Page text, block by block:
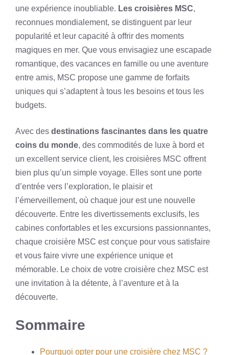
une expérience inoubliable. Les croisières MSC,
reconnues mondialement, se distinguent par leur
popularité et leur capacité à offrir des moments
magiques en mer. Que vous envisagiez une escapade
romantique, des vacances en famille ou une aventure
entre amis, MSC propose une gamme de forfaits
uniques qui s’adaptent à tous les besoins et tous les
budgets.
Avec des destinations fascinantes dans les quatre
coins du monde, des commodités de luxe à bord et
un excellent service client, les croisières MSC offrent
bien plus qu’un simple voyage. Elles sont une porte
d’entrée vers l’exploration, le plaisir et
l’émerveillement, où chaque jour est une nouvelle
découverte. Entre les divertissements exclusifs, les
cabines confortables et les excursions passionnantes,
chaque croisière MSC est conçue pour vous satisfaire
et vous faire vivre une expérience unique et
mémorable. Le choix de votre croisière chez MSC est
une invitation à la détente, à l’aventure et à la
découverte.
Sommaire
Pourquoi opter pour une croisière chez MSC ?